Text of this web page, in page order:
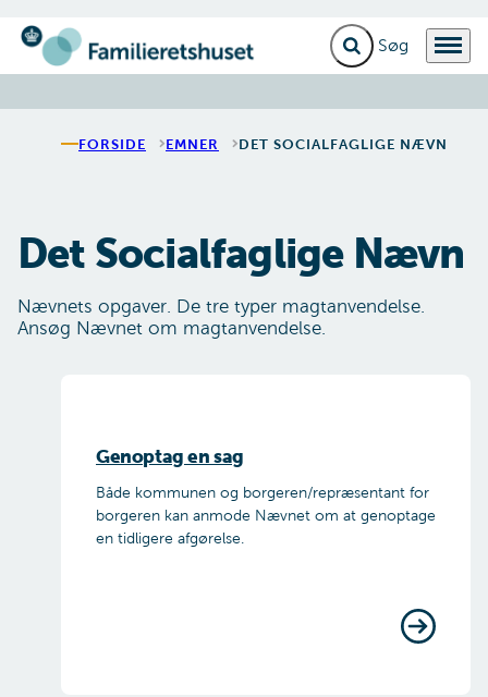
Gå til forsiden Fold søgefelt ud
Menu
FORSIDE EMNER DET SOCIALFAGLIGE NÆVN
Det Socialfaglige Nævn
Nævnets opgaver. De tre typer magtanvendelse.
Ansøg Nævnet om magtanvendelse.
Genoptag en sag
Både kommunen og borgeren/repræsentant for
borgeren kan anmode Nævnet om at genoptage
en tidligere afgørelse.